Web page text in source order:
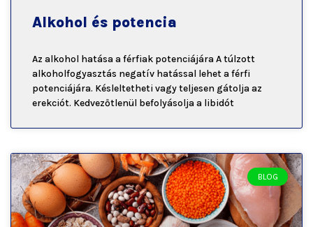
Alkohol és potencia
Az alkohol hatása a férfiak potenciájára A túlzott
alkoholfogyasztás negatív hatással lehet a férfi
potenciájára. Késleltetheti vagy teljesen gátolja az
erekciót. Kedvezőtlenül befolyásolja a libidót
BLOG